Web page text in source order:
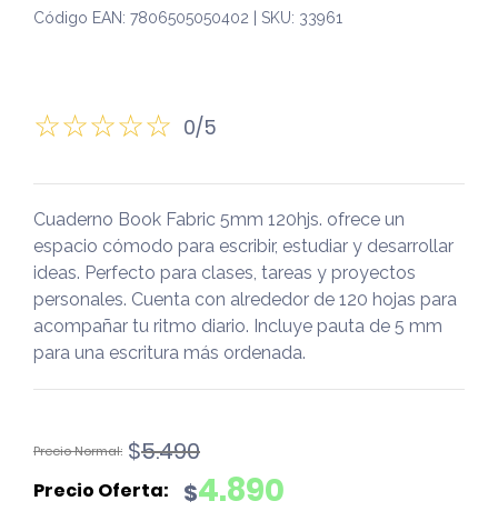
Código EAN: 7806505050402 | SKU: 33961
0/5
Cuaderno Book Fabric 5mm 120hjs. ofrece un
espacio cómodo para escribir, estudiar y desarrollar
ideas. Perfecto para clases, tareas y proyectos
personales. Cuenta con alrededor de 120 hojas para
acompañar tu ritmo diario. Incluye pauta de 5 mm
para una escritura más ordenada.
$5.490
El
original
$4.890
El
actual